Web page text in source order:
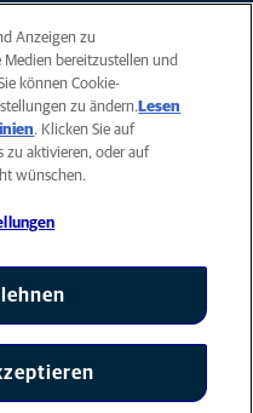
Service. Weil Ihr Tier die beste
von Mars, Inc © 2026
Anzeigen zu
bereitzustellen und
können Cookie-
zu ändern. Lesen
(opens in a new tab)
. Klicken Sie auf
zu aktivieren, oder auf
wünschen.